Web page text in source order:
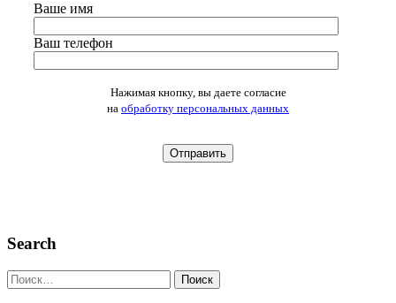
Ваше имя
Ваш телефон
Оставьте это поле пустым.
Нажимая кнопку, вы даете согласие
на обработку персональных данных
Search